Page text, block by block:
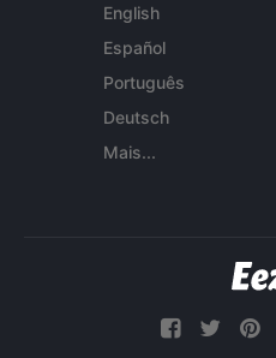
English
Español
Português
Deutsch
Mais...